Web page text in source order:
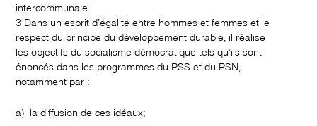
intercommunale.
3 Dans un esprit d’égalité entre hommes et femmes et le
respect du principe du développement durable, il réalise
les objectifs du socialisme démocratique tels qu’ils sont
énoncés dans les programmes du PSS et du PSN,
notamment par :
a) la diffusion de ces idéaux;